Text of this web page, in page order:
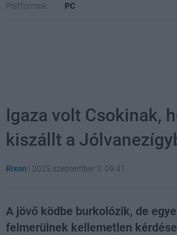
Platformok: PC
Igaza volt Csokinak,
kiszállt a
Rixon | 2025 szeptember 3. 09:41
A jövő ködbe burkolózik, de
felmerülnek kellemetlen